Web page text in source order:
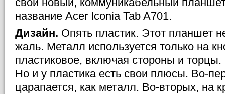
название Acer Iconia Tab A701.
Дизайн. Опять пластик. Этот планшет
жаль. Металл используется только на
пластиковое, включая стороны и
Но и у пластика есть свои плюсы. Во-
царапается, как металл. Во-вторых, на